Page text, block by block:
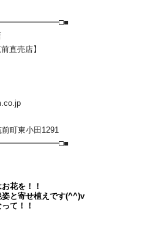
直売店】
町東小田1291
花を！！
姿と寄せ植えです(^^)v
て！！